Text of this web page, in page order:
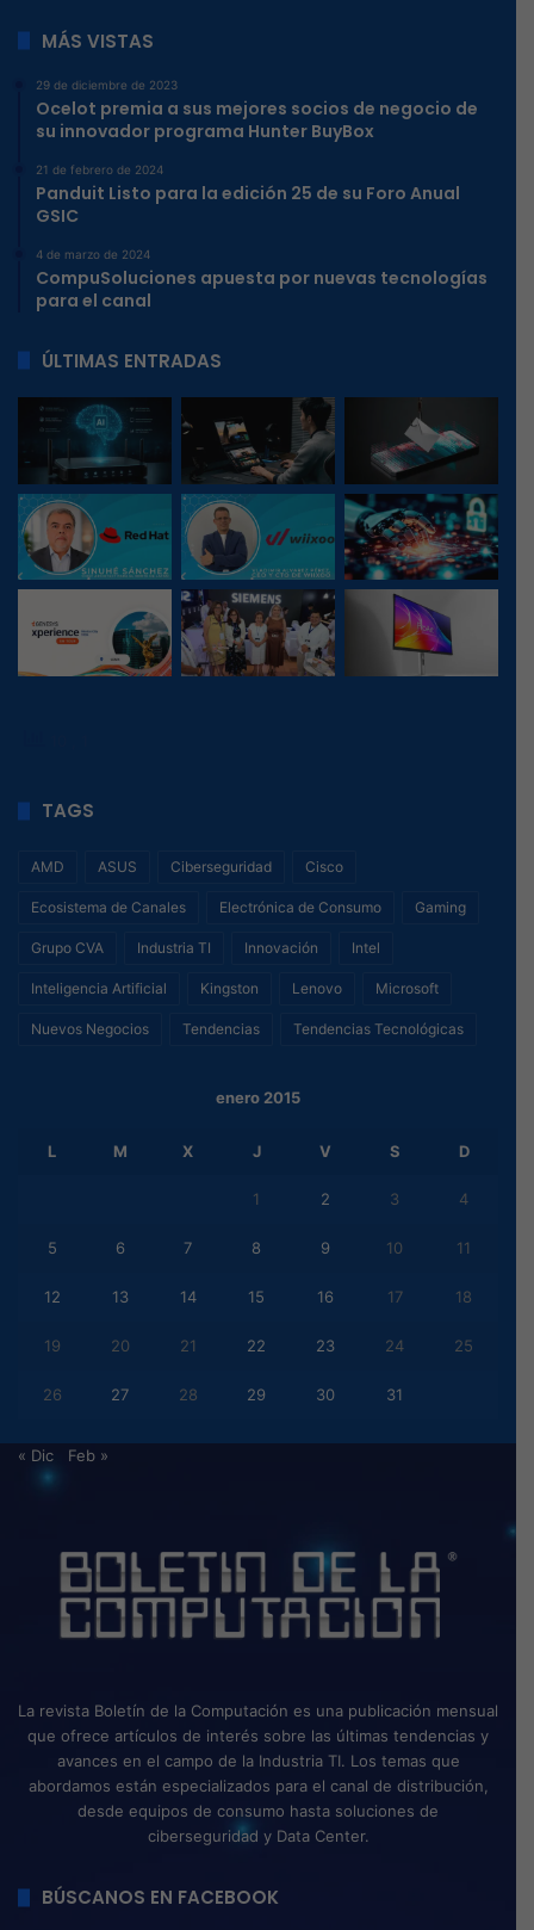
MÁS VISTAS
29 de diciembre de 2023
Ocelot premia a sus mejores socios de negocio de
su innovador programa Hunter BuyBox
21 de febrero de 2024
Panduit Listo para la edición 25 de su Foro Anual
GSIC
4 de marzo de 2024
CompuSoluciones apuesta por nuevas tecnologías
para el canal
ÚLTIMAS ENTRADAS
TAGS
AMD ASUS Ciberseguridad Cisco
Ecosistema de Canales Electrónica de Consumo Gaming
Grupo CVA Industria TI Innovación Intel
Inteligencia Artificial Kingston Lenovo Microsoft
Nuevos Negocios Tendencias Tendencias Tecnológicas
enero 2015
L M X J V S D
1 2 3 4
5 6 7 8 9 10 11
12 13 14 15 16 17 18
19 20 21 22 23 24 25
26 27 28 29 30 31
« Dic Feb »
La revista Boletín de la Computación es una publicación mensual
que ofrece artículos de interés sobre las últimas tendencias y
avances en el campo de la Industria TI. Los temas que
abordamos están especializados para el canal de distribución,
desde equipos de consumo hasta soluciones de
ciberseguridad y Data Center.
BÚSCANOS EN FACEBOOK